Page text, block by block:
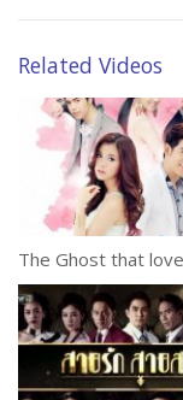
Related Videos